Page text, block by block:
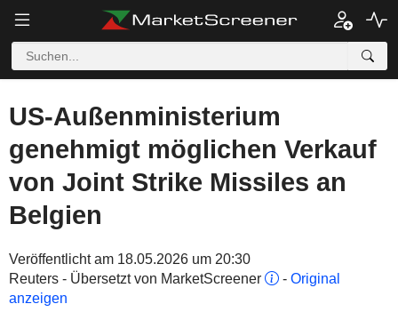
US-Außenministerium
genehmigt möglichen Verkauf
von Joint Strike Missiles an
Belgien
Veröffentlicht am 18.05.2026 um 20:30
Reuters - Übersetzt von MarketScreener
- Original
anzeigen